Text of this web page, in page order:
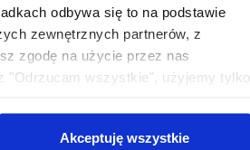
odbywa się to na podstawie
zewnętrznych partnerów, z
zgodę na użycie przez nas
"Odrzucam wszystkie", użyjemy tylko
Akceptuję wszystkie